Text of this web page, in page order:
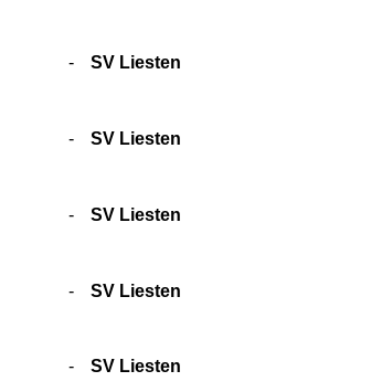
SV Liesten
SV Liesten
SV Liesten
SV Liesten
SV Liesten